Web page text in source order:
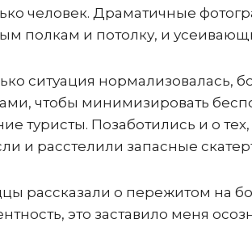
человек. Драматичные
полкам и потолку, и
ситуация
чтобы минимизировать
туристы. Позаботились и о
и расстелили запасные
рассказали о пережитом на
это заставило меня